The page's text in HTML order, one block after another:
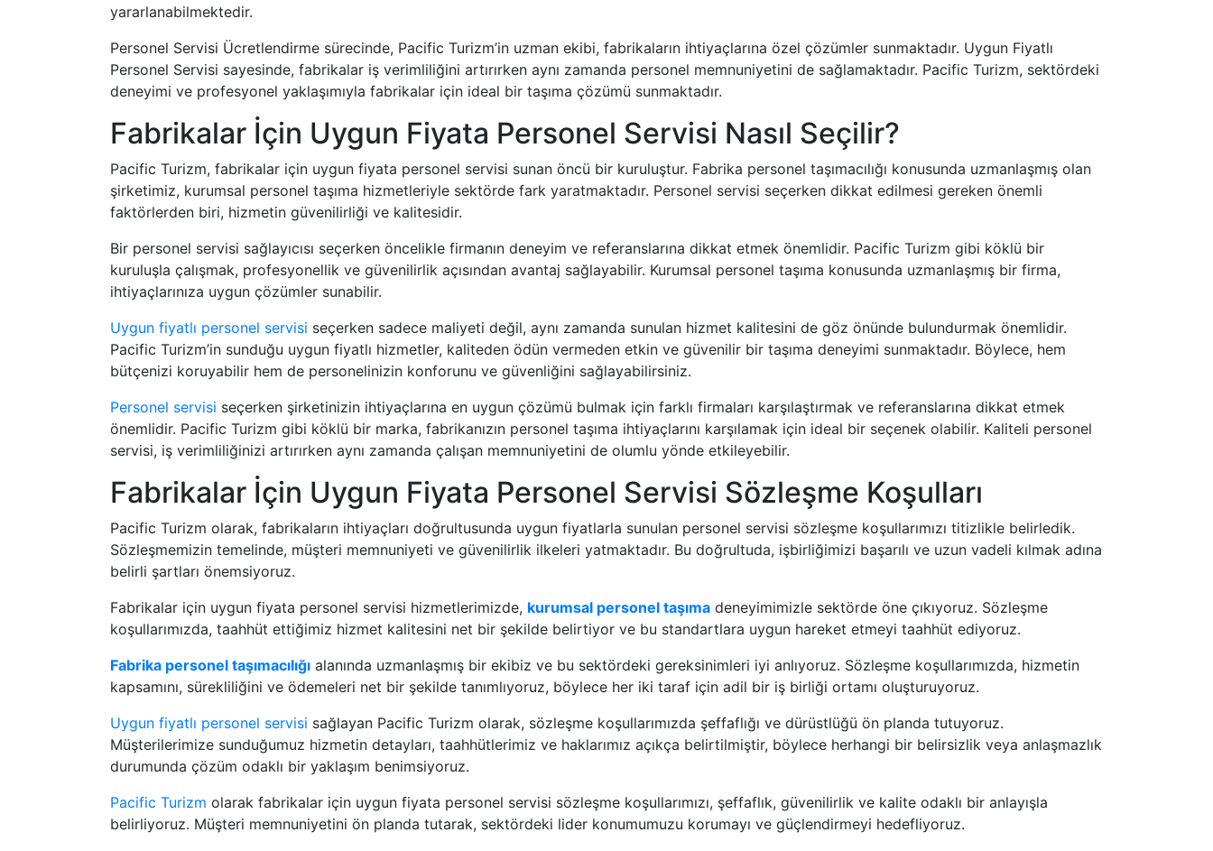
yararlanabilmektedir.
Personel Servisi Ücretlendirme sürecinde, Pacific Turizm’in uzman ekibi, fabrikaların ihtiyaçlarına özel çözümler sunmaktadır. Uygun Fiyatlı
Personel Servisi sayesinde, fabrikalar iş verimliliğini artırırken aynı zamanda personel memnuniyetini de sağlamaktadır. Pacific Turizm, sektördeki
deneyimi ve profesyonel yaklaşımıyla fabrikalar için ideal bir taşıma çözümü sunmaktadır.
Fabrikalar İçin Uygun Fiyata Personel Servisi Nasıl Seçilir?
Pacific Turizm, fabrikalar için uygun fiyata personel servisi sunan öncü bir kuruluştur. Fabrika personel taşımacılığı konusunda uzmanlaşmış olan
şirketimiz, kurumsal personel taşıma hizmetleriyle sektörde fark yaratmaktadır. Personel servisi seçerken dikkat edilmesi gereken önemli
faktörlerden biri, hizmetin güvenilirliği ve kalitesidir.
Bir personel servisi sağlayıcısı seçerken öncelikle firmanın deneyim ve referanslarına dikkat etmek önemlidir. Pacific Turizm gibi köklü bir
kuruluşla çalışmak, profesyonellik ve güvenilirlik açısından avantaj sağlayabilir. Kurumsal personel taşıma konusunda uzmanlaşmış bir firma,
ihtiyaçlarınıza uygun çözümler sunabilir.
Uygun fiyatlı personel servisi seçerken sadece maliyeti değil, aynı zamanda sunulan hizmet kalitesini de göz önünde bulundurmak önemlidir.
Pacific Turizm’in sunduğu uygun fiyatlı hizmetler, kaliteden ödün vermeden etkin ve güvenilir bir taşıma deneyimi sunmaktadır. Böylece, hem
bütçenizi koruyabilir hem de personelinizin konforunu ve güvenliğini sağlayabilirsiniz.
Personel servisi seçerken şirketinizin ihtiyaçlarına en uygun çözümü bulmak için farklı firmaları karşılaştırmak ve referanslarına dikkat etmek
önemlidir. Pacific Turizm gibi köklü bir marka, fabrikanızın personel taşıma ihtiyaçlarını karşılamak için ideal bir seçenek olabilir. Kaliteli personel
servisi, iş verimliliğinizi artırırken aynı zamanda çalışan memnuniyetini de olumlu yönde etkileyebilir.
Fabrikalar İçin Uygun Fiyata Personel Servisi Sözleşme Koşulları
Pacific Turizm olarak, fabrikaların ihtiyaçları doğrultusunda uygun fiyatlarla sunulan personel servisi sözleşme koşullarımızı titizlikle belirledik.
Sözleşmemizin temelinde, müşteri memnuniyeti ve güvenilirlik ilkeleri yatmaktadır. Bu doğrultuda, işbirliğimizi başarılı ve uzun vadeli kılmak adına
belirli şartları önemsiyoruz.
Fabrikalar için uygun fiyata personel servisi hizmetlerimizde, kurumsal personel taşıma deneyimimizle sektörde öne çıkıyoruz. Sözleşme
koşullarımızda, taahhüt ettiğimiz hizmet kalitesini net bir şekilde belirtiyor ve bu standartlara uygun hareket etmeyi taahhüt ediyoruz.
Fabrika personel taşımacılığı alanında uzmanlaşmış bir ekibiz ve bu sektördeki gereksinimleri iyi anlıyoruz. Sözleşme koşullarımızda, hizmetin
kapsamını, sürekliliğini ve ödemeleri net bir şekilde tanımlıyoruz, böylece her iki taraf için adil bir iş birliği ortamı oluşturuyoruz.
Uygun fiyatlı personel servisi sağlayan Pacific Turizm olarak, sözleşme koşullarımızda şeffaflığı ve dürüstlüğü ön planda tutuyoruz.
Müşterilerimize sunduğumuz hizmetin detayları, taahhütlerimiz ve haklarımız açıkça belirtilmiştir, böylece herhangi bir belirsizlik veya anlaşmazlık
durumunda çözüm odaklı bir yaklaşım benimsiyoruz.
Pacific Turizm olarak fabrikalar için uygun fiyata personel servisi sözleşme koşullarımızı, şeffaflık, güvenilirlik ve kalite odaklı bir anlayışla
belirliyoruz. Müşteri memnuniyetini ön planda tutarak, sektördeki lider konumumuzu korumayı ve güçlendirmeyi hedefliyoruz.